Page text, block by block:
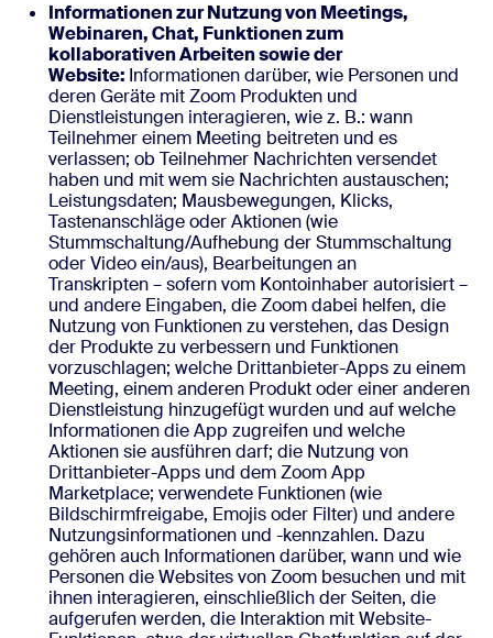
Informationen zur Nutzung von Meetings,
Webinaren, Chat, Funktionen zum
kollaborativen Arbeiten sowie der
Website: Informationen darüber, wie Personen und
deren Geräte mit Zoom Produkten und
Dienstleistungen interagieren, wie z. B.: wann
Teilnehmer einem Meeting beitreten und es
verlassen; ob Teilnehmer Nachrichten versendet
haben und mit wem sie Nachrichten austauschen;
Leistungsdaten; Mausbewegungen, Klicks,
Tastenanschläge oder Aktionen (wie
Stummschaltung/Aufhebung der Stummschaltung
oder Video ein/aus), Bearbeitungen an
Transkripten – sofern vom Kontoinhaber autorisiert –
und andere Eingaben, die Zoom dabei helfen, die
Nutzung von Funktionen zu verstehen, das Design
der Produkte zu verbessern und Funktionen
vorzuschlagen; welche Drittanbieter-Apps zu einem
Meeting, einem anderen Produkt oder einer anderen
Dienstleistung hinzugefügt wurden und auf welche
Informationen die App zugreifen und welche
Aktionen sie ausführen darf; die Nutzung von
Drittanbieter-Apps und dem Zoom App
Marketplace; verwendete Funktionen (wie
Bildschirmfreigabe, Emojis oder Filter) und andere
Nutzungsinformationen und -kennzahlen. Dazu
gehören auch Informationen darüber, wann und wie
Personen die Websites von Zoom besuchen und mit
ihnen interagieren, einschließlich der Seiten, die
aufgerufen werden, die Interaktion mit Website-